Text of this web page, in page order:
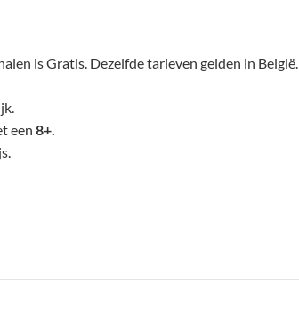
is Gratis. Dezelfde tarieven gelden in België.
een 8+.